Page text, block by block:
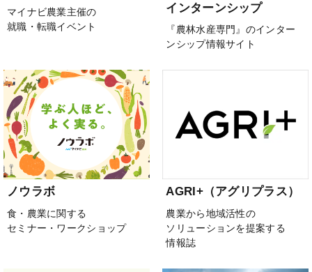
マイナビ農業主催の
就職・転職イベント
インターンシップ
『農林水産専門』のインター
ンシップ情報サイト
ノウラボ
食・農業に関する
セミナー・ワークショップ
AGRI+（アグリプラス）
農業から地域活性の
ソリューションを提案する
情報誌